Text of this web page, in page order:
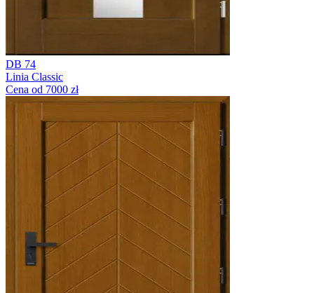
DB 74
Linia Classic
Cena od 7000 zł